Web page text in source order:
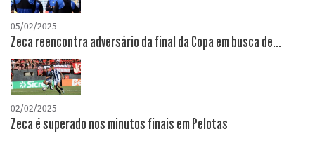
05/02/2025
Zeca reencontra adversário da final da Copa em busca de...
02/02/2025
Zeca é superado nos minutos finais em Pelotas